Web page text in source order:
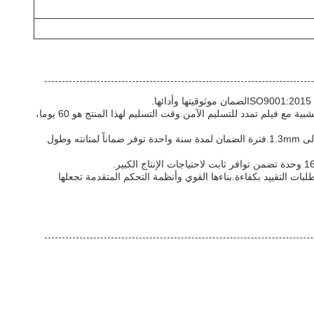
مع الحد الأدنى لكمية الطلب من 1 ومجموعة الأسعار من USD102000 إلى USD285000، تأتي هذه المعدات تصنيع PET الشريط معبأة في صناديق خشبية مع فيلم تمدد للتسليم الآمن.وقت التسليم لهذا المنتج هو 60 يوما،
مجهزة بنظام تحكم PLC الصيني / الإنجليزي ، توفر هذه الآلة التي تعمل بالطاقة الكهربائية تحكمًا دقيقًا في سمك الشريط ، والذي يتراوح من 0.5mm إلى 1.3mm.فترة الضمان لمدة سنة واحدة توفر ضماناً لمتانته وطول
التقييد بكفاءة.بناءها القوي وأنظمة التحكم المتقدمة تجعلها